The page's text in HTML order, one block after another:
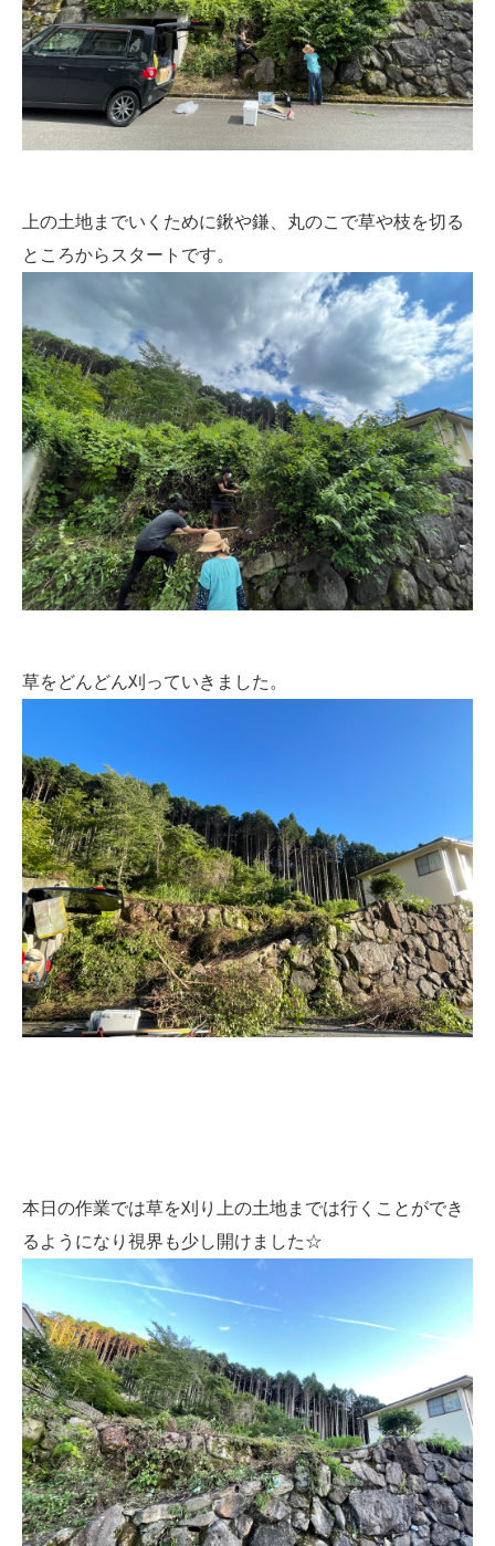
上の土地までいくために鍬や鎌、丸のこで草や枝を切る
ところからスタートです。
草をどんどん刈っていきました。
本日の作業では草を刈り上の土地までは行くことができ
るようになり視界も少し開けました☆